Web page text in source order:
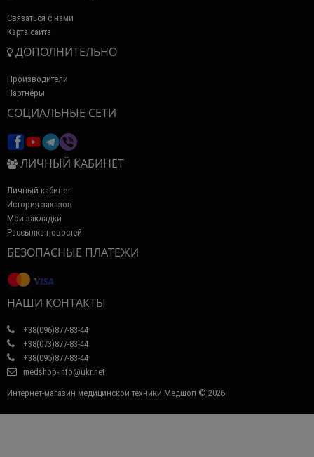
Связаться с нами
Карта сайта
ДОПОЛНИТЕЛЬНО
Производители
Партнёры
СОЦИАЛЬНЫЕ СЕТИ
ЛИЧНЫЙ КАБИНЕТ
Личный кабинет
История заказов
Мои закладки
Рассылка новостей
БЕЗОПАСНЫЕ ПЛАТЕЖИ
НАШИ КОНТАКТЫ
+38(096)877-83-44
+38(073)877-83-44
+38(095)877-83-44
medshop-info@ukr.net
Интернет-магазин медицинской техники Медшоп © 2026